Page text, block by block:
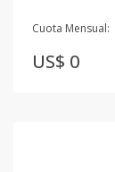
Cuota Mensual:
US$ 0